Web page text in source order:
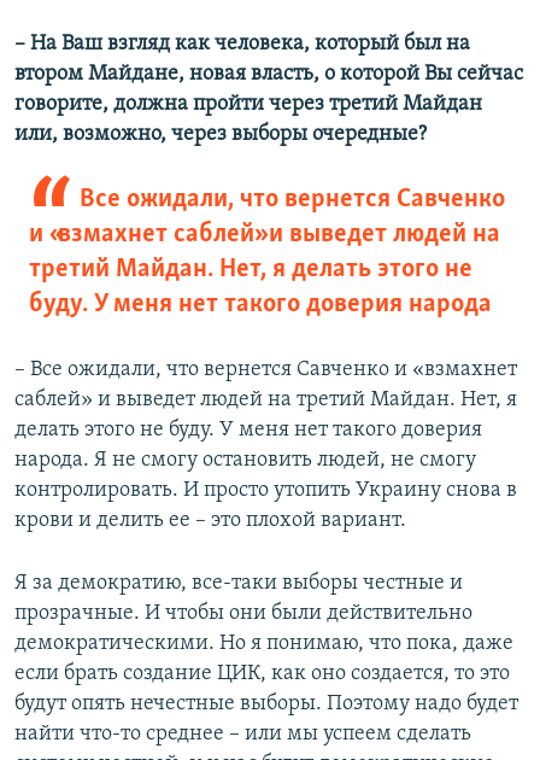
– На Ваш взгляд как человека, который был на
втором Майдане, новая власть, о которой Вы сейчас
говорите, должна пройти через третий Майдан
или, возможно, через выборы очередные?
Все ожидали, что вернется Савченко
и «взмахнет саблей» и выведет людей на
третий Майдан. Нет, я делать этого не
буду. У меня нет такого доверия народа
– Все ожидали, что вернется Савченко и «взмахнет
саблей» и выведет людей на третий Майдан. Нет, я
делать этого не буду. У меня нет такого доверия
народа. Я не смогу остановить людей, не смогу
контролировать. И просто утопить Украину снова в
крови и делить ее – это плохой вариант.
Я за демократию, все-таки выборы честные и
прозрачные. И чтобы они были действительно
демократическими. Но я понимаю, что пока, даже
если брать создание ЦИК, как оно создается, то это
будут опять нечестные выборы. Поэтому надо будет
найти что-то среднее – или мы успеем сделать